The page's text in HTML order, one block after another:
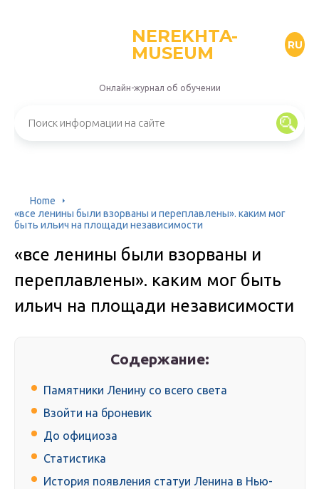
NEREKHTA-
MUSEUM
RU
Онлайн-журнал об обучении
Home
«все ленины были взорваны и переплавлены». каким мог
быть ильич на площади независимости
«все ленины были взорваны и
переплавлены». каким мог быть
ильич на площади независимости
Содержание:
Памятники Ленину со всего света
Взойти на броневик
До официоза
Статистика
История появления статуи Ленина в Нью-